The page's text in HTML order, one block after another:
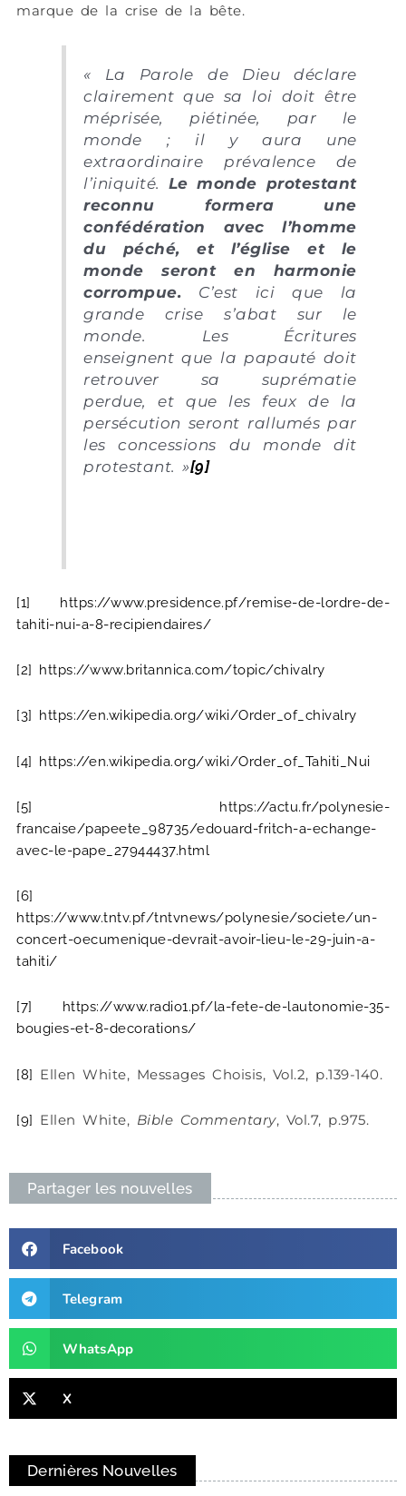
marque de la crise de la bête.
« La Parole de Dieu déclare
clairement que sa loi doit être
méprisée, piétinée, par le
monde ; il y aura une
extraordinaire prévalence de
l’iniquité. Le monde protestant
reconnu formera une
confédération avec l’homme
du péché, et l’église et le
monde seront en harmonie
corrompue. C’est ici que la
grande crise s’abat sur le
monde. Les Écritures
enseignent que la papauté doit
retrouver sa suprématie
perdue, et que les feux de la
persécution seront rallumés par
les concessions du monde dit
protestant. »[9]
[1]
https://www.presidence.pf/remise-de-lordre-de-
tahiti-nui-a-8-recipiendaires/
[2] https://www.britannica.com/topic/chivalry
[3] https://en.wikipedia.org/wiki/Order_of_chivalry
[4] https://en.wikipedia.org/wiki/Order_of_Tahiti_Nui
[5]
https://actu.fr/polynesie-
francaise/papeete_98735/edouard-fritch-a-echange-
avec-le-pape_27944437.html
[6]
https://www.tntv.pf/tntvnews/polynesie/societe/un-
concert-oecumenique-devrait-avoir-lieu-le-29-juin-a-
tahiti/
[7]
https://www.radio1.pf/la-fete-de-lautonomie-35-
bougies-et-8-decorations/
[8] Ellen White, Messages Choisis, Vol.2, p.139-140.
[9] Ellen White, Bible Commentary, Vol.7, p.975.
Partager les nouvelles
Facebook
Telegram
WhatsApp
X
Dernières Nouvelles